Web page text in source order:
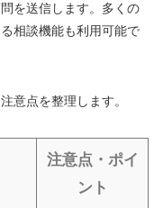
を送信します。多くの
相談機能も利用可能で
意点を整理します。
注意点・ポイ
ント